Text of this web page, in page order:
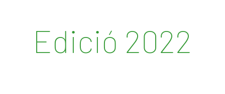
Edició 2022